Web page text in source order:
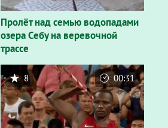
Пролёт над семью водопадами
озера Себу на веревочной
трассе
8 00:31